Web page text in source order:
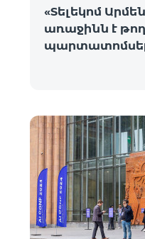
«Տելեկոմ
առաջինն է